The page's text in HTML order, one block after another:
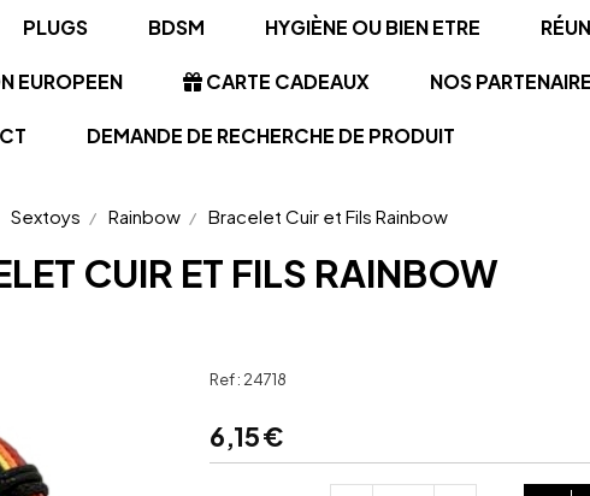
PLUGS BDSM HYGIÈNE OU BIEN ETRE
EUROPEEN CARTE CADEAUX NOS
DEMANDE DE RECHERCHE DE PRODUIT
Sextoys Rainbow Bracelet Cuir et Fils Rainbow
CUIR ET FILS RAINBOW
Ref : 24718
6,15€